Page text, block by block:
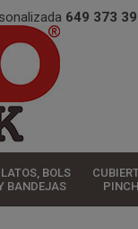
649 373
BOLS
BANDEJAS